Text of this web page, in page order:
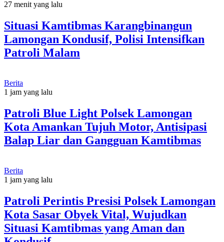
27 menit yang lalu
Situasi Kamtibmas Karangbinangun
Lamongan Kondusif, Polisi Intensifkan
Patroli Malam
Berita
1 jam yang lalu
Patroli Blue Light Polsek Lamongan
Kota Amankan Tujuh Motor, Antisipasi
Balap Liar dan Gangguan Kamtibmas
Berita
1 jam yang lalu
Patroli Perintis Presisi Polsek Lamongan
Kota Sasar Obyek Vital, Wujudkan
Situasi Kamtibmas yang Aman dan